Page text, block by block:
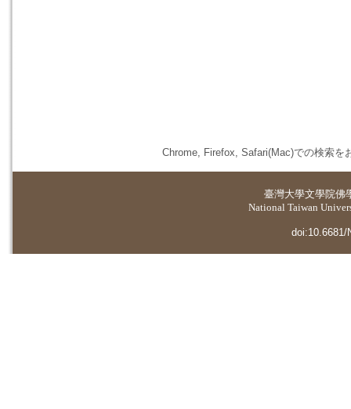
Chrome, Firefox, Safari(Mac)での検索を
臺灣大學文學院佛
National Taiwan
doi:10.6681/